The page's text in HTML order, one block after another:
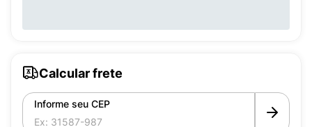
Calcular frete
Informe seu CEP